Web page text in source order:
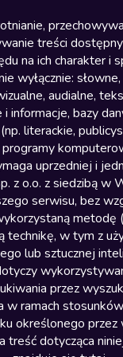
treści
na ich charakter i
wyłącznie:
audialne,
informacje, bazy
literackie,
uprzedniej i
z o.o. z siedzibą w
serwisu, bez
metodę
technikę, w tym z
lub sztucznej
przez
w ramach
określonego przez
treść dotycząca